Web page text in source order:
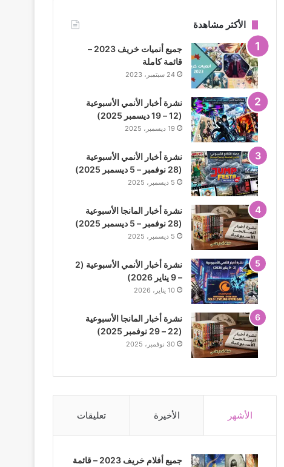
الأكثر مشاهدة
جميع أنميات خريف 2023 –
قائمة كاملة
24 سبتمبر، 2023
نشرة أخبار الأنمي الأسبوعية
(12 – 19 ديسمبر 2025)
19 ديسمبر، 2025
نشرة أخبار الأنمي الأسبوعية
(28 نوفمبر – 5 ديسمبر 2025)
5 ديسمبر، 2025
نشرة أخبار المانجا الأسبوعية
(28 نوفمبر – 5 ديسمبر 2025)
5 ديسمبر، 2025
نشرة أخبار الأنمي الأسبوعية (2
– 9 يناير 2026)
10 يناير، 2026
نشرة أخبار المانجا الأسبوعية
(22 – 29 نوفمبر 2025)
30 نوفمبر، 2025
الأشهر الأخيرة تعليقات
جميع أفلام خريف 2023 – قائمة